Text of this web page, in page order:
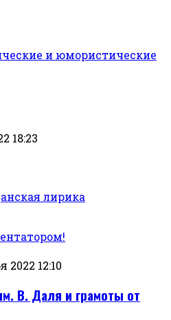
и юмористические
18:23
лирика
2022 12:10
В. Даля и грамоты от